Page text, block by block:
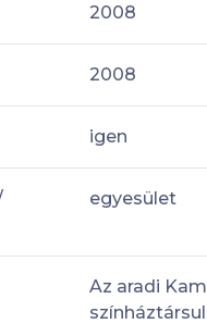
2008
2008
igen
egyesület
Az aradi